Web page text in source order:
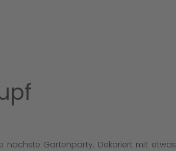
nächste Gartenparty. Dekoriert mit etwas